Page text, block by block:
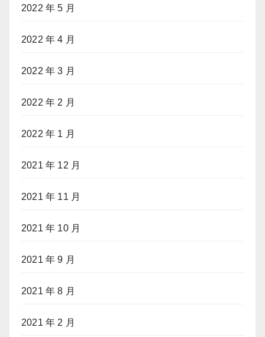
2022 年 5 月
2022 年 4 月
2022 年 3 月
2022 年 2 月
2022 年 1 月
2021 年 12 月
2021 年 11 月
2021 年 10 月
2021 年 9 月
2021 年 8 月
2021 年 2 月